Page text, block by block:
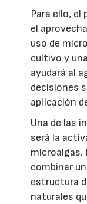
Para ello,
el
uso de
cultivo y
ayudará al
decisiones
aplicación
Una de las
será la
microalgas.
combinar
estructura
naturales